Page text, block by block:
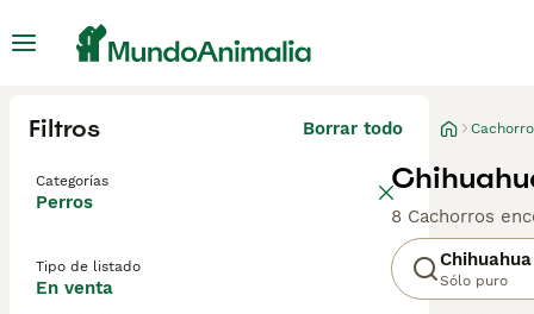
Filtros Borrar todo
Categorías
Perros
Tipo de listado
En venta
8 Cachorros
Chihuahua
Sólo puro